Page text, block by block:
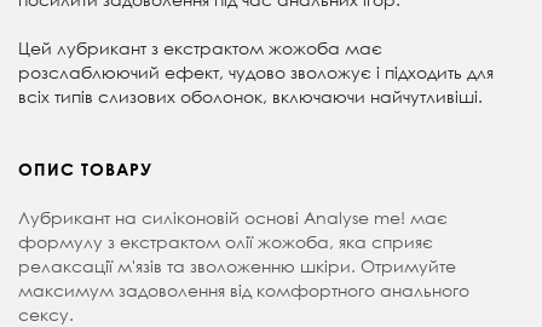
Цей лубрикант з екстрактом жожоба має
розслаблюючий ефект, чудово зволожує і підходить для
всіх типів слизових оболонок, включаючи найчутливіші.
ОПИС ТОВАРУ
Лубрикант на силіконовій основі Analyse me! має
формулу з екстрактом олії жожоба, яка сприяє
релаксації м'язів та зволоженню шкіри. Отримуйте
максимум задоволення від комфортного анального
сексу.